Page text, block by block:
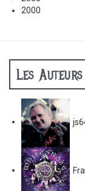
2000
Les Auteurs